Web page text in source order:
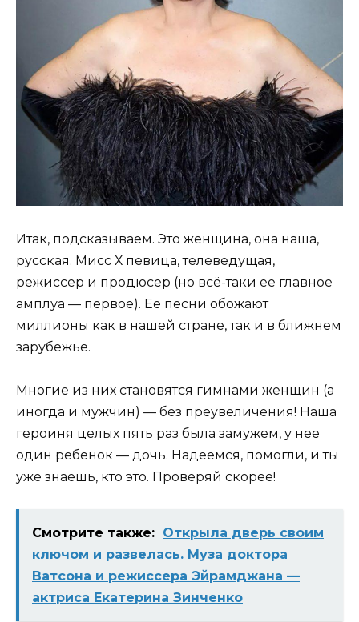
Итак, подсказываем. Это женщина, она наша,
русская. Мисс Х певица, телеведущая,
режиссер и продюсер (но всё-таки ее главное
амплуа — первое). Ее песни обожают
миллионы как в нашей стране, так и в ближнем
зарубежье.
Многие из них становятся гимнами женщин (а
иногда и мужчин) — без преувеличения! Наша
героиня целых пять раз была замужем, у нее
один ребенок — дочь. Надеемся, помогли, и ты
уже знаешь, кто это. Проверяй скорее!
Смотрите также: Открыла дверь своим
ключом и развелась. Муза доктора
Ватсона и режиссера Эйрамджана —
актриса Екатерина Зинченко